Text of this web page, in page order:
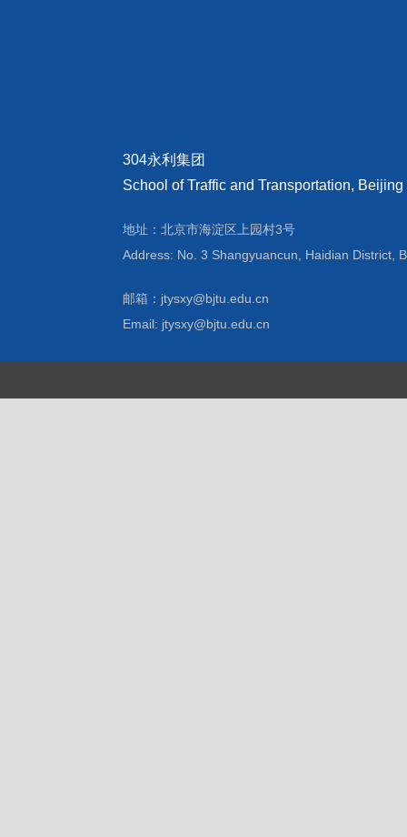
304永利集团
School of Traffic and Transportation,
地址：北京市海淀区上园村3号
Address: No. 3 Shangyuancun, Haidian District,
邮箱：jtysxy@bjtu.edu.cn
Email: jtysxy@bjtu.edu.cn